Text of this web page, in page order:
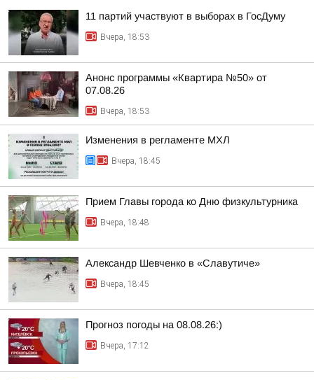
11 партий участвуют в выборах в ГосДуму
Вчера, 18:53
Анонс программы «Квартира №50» от
07.08.26
Вчера, 18:53
Изменения в регламенте МХЛ
Вчера, 18:45
Прием Главы города ко Дню физкультурника
Вчера, 18:48
Александр Шевченко в «Славутиче»
Вчера, 18:45
Прогноз погоды на 08.08.26:)
Вчера, 17:12